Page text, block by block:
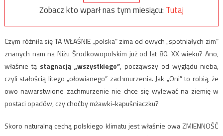
Zobacz kto wparł nas tym miesiącu: Tutaj
Czym różniła się TA WŁAŚNIE „polska” zima od owych „spotniałych zim”
znanych nam na Niżu Środkowopolskim już od lat 80. XX wieku? Ano,
właśnie tą stagnacją „wszystkiego”, począwszy od wyglądu nieba,
czyli stałością litego „ołowianego” zachmurzenia. Jak „Oni” to robią, że
owo nawarstwione zachmurzenie nie chce się wylewać na ziemię w
postaci opadów, czy choćby mżawki-kapuśniaczku?
Skoro naturalną cechą polskiego klimatu jest właśnie owa ZMIENNOŚĆ